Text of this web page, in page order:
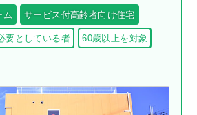
ム サービス付高齢者向け住宅
要としている者 60歳以上を対象